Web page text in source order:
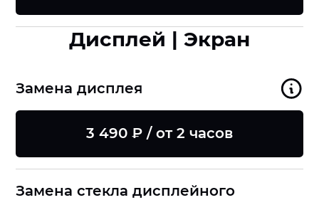
Дисплей | Экран
Замена дисплея
3 490 ₽ / от 2 часов
Замена стекла дисплейного